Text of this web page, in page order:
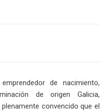
de nacimiento,
de origen Galicia,
convencido que el